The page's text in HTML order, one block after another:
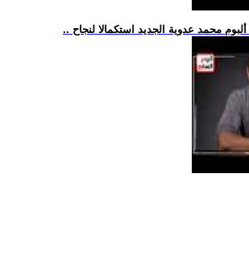
محمد عدوية الجديد استكمالا لنجاح